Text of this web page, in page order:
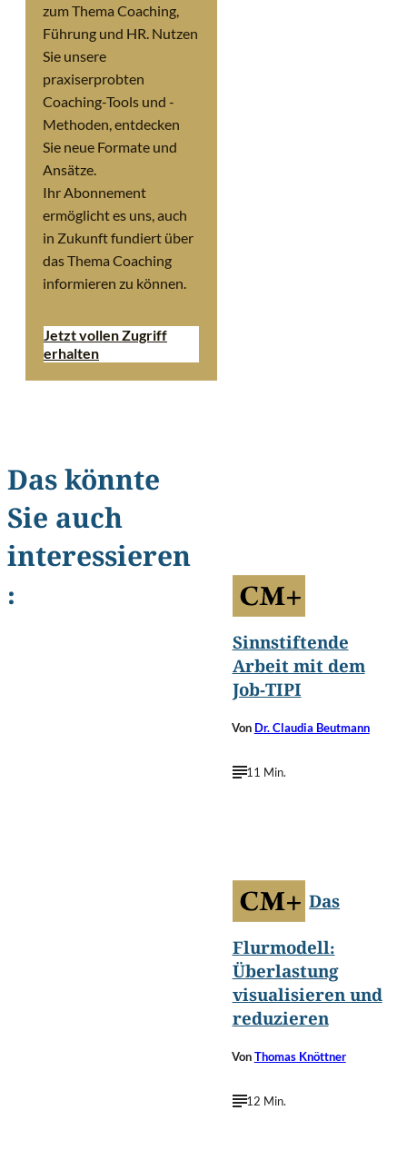
zum Thema Coaching,
Führung und HR. Nutzen
Sie unsere
praxiserprobten
Coaching-Tools und -
Methoden, entdecken
Sie neue Formate und
Ansätze.
Ihr Abonnement
ermöglicht es uns, auch
in Zukunft fundiert über
das Thema Coaching
informieren zu können.
Jetzt vollen Zugriff
erhalten
Das könnte
Sie auch
interessieren
:
Sinnstiftende
Arbeit mit dem
Job-TIPI
Von Dr. Claudia Beutmann
11 Min.
Das
Flurmodell:
Überlastung
visualisieren und
reduzieren
VonThomas Knöttner
12 Min.